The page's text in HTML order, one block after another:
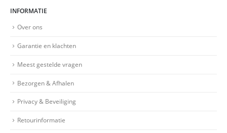
INFORMATIE
Over ons
Garantie en klachten
Meest gestelde vragen
Bezorgen & Afhalen
Privacy & Beveiliging
Retourinformatie